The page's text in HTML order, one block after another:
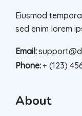
Eiusmod
sed enim lorem
Email:
Phone:+ (123)
About